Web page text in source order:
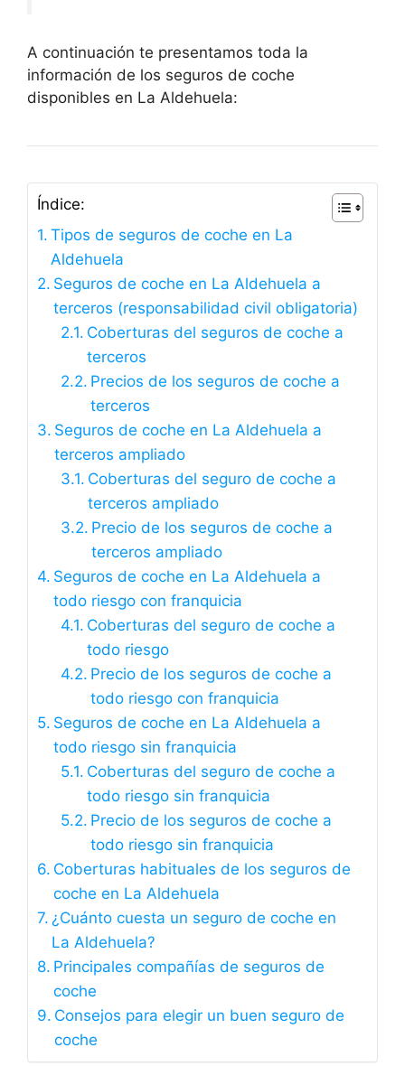
A continuación te presentamos toda la
información de los seguros de coche
disponibles en La Aldehuela:
Índice:
Tipos de seguros de coche en La
Aldehuela
Seguros de coche en La Aldehuela a
terceros (responsabilidad civil obligatoria)
Coberturas del seguros de coche a
terceros
Precios de los seguros de coche a
terceros
Seguros de coche en La Aldehuela a
terceros ampliado
Coberturas del seguro de coche a
terceros ampliado
Precio de los seguros de coche a
terceros ampliado
Seguros de coche en La Aldehuela a
todo riesgo con franquicia
Coberturas del seguro de coche a
todo riesgo
Precio de los seguros de coche a
todo riesgo con franquicia
Seguros de coche en La Aldehuela a
todo riesgo sin franquicia
Coberturas del seguro de coche a
todo riesgo sin franquicia
Precio de los seguros de coche a
todo riesgo sin franquicia
Coberturas habituales de los seguros de
coche en La Aldehuela
¿Cuánto cuesta un seguro de coche en
La Aldehuela?
Principales compañías de seguros de
coche
Consejos para elegir un buen seguro de
coche